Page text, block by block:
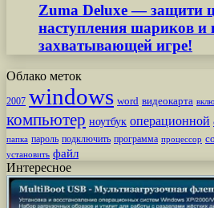
Zuma Deluxe — защити
наступления шариков и
захватывающей игре!
Облако меток
2007 windows word видеокарта
компьютер ноутбук операционной
папка пароль подключить программа процессор
установить файл
Интересное